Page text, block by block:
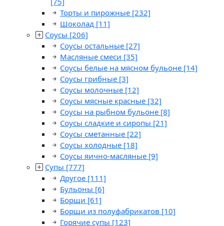
Торты и пирожные [232]
Шоколад [11]
Соусы [206]
Соусы остальные [27]
Масляные смеси [35]
Соусы белые на мясном бульоне [14]
Соусы грибные [3]
Соусы молочные [12]
Соусы мясные красные [32]
Соусы на рыбном бульоне [8]
Соусы сладкие и сиропы [21]
Соусы сметанные [22]
Соусы холодные [18]
Соусы яично-масляные [9]
Супы [777]
Другое [111]
Бульоны [6]
Борщи [61]
Борщи из полуфабрикатов [10]
Горячие супы [123]